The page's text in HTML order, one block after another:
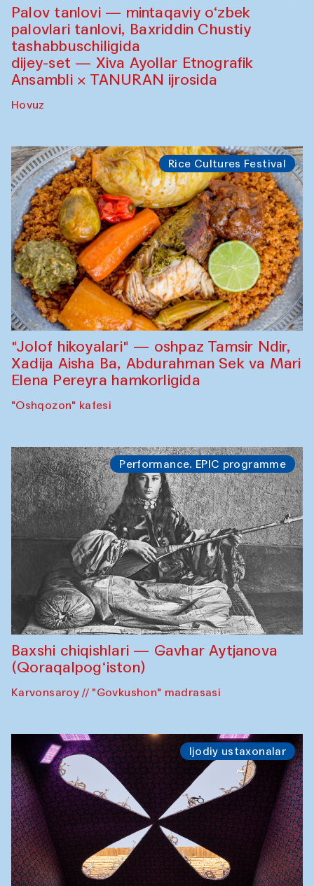
Palov tanlovi — mintaqaviy o‘zbek
palovlari tanlovi, Baxriddin Chustiy
tashabbuschiligida
dijey-set — Xiva Ayollar Etnografik
Ansambli × TANURAN ijrosida
Hovuz
Rice Cultures Festival
"Jolof hikoyalari" — oshpaz Tamsir Ndir,
Xadija Aisha Ba, Abdurahman Sek va Mari
Elena Pereyra hamkorligida
"Oshqozon" kafesi
Performance. EPIC programme
Baxshi chiqishlari — Gavhar Aytjanova
(Qoraqalpog‘iston)
Karvonsaroy // "Govkushon" madrasasi
Ijodiy ustaxonalar